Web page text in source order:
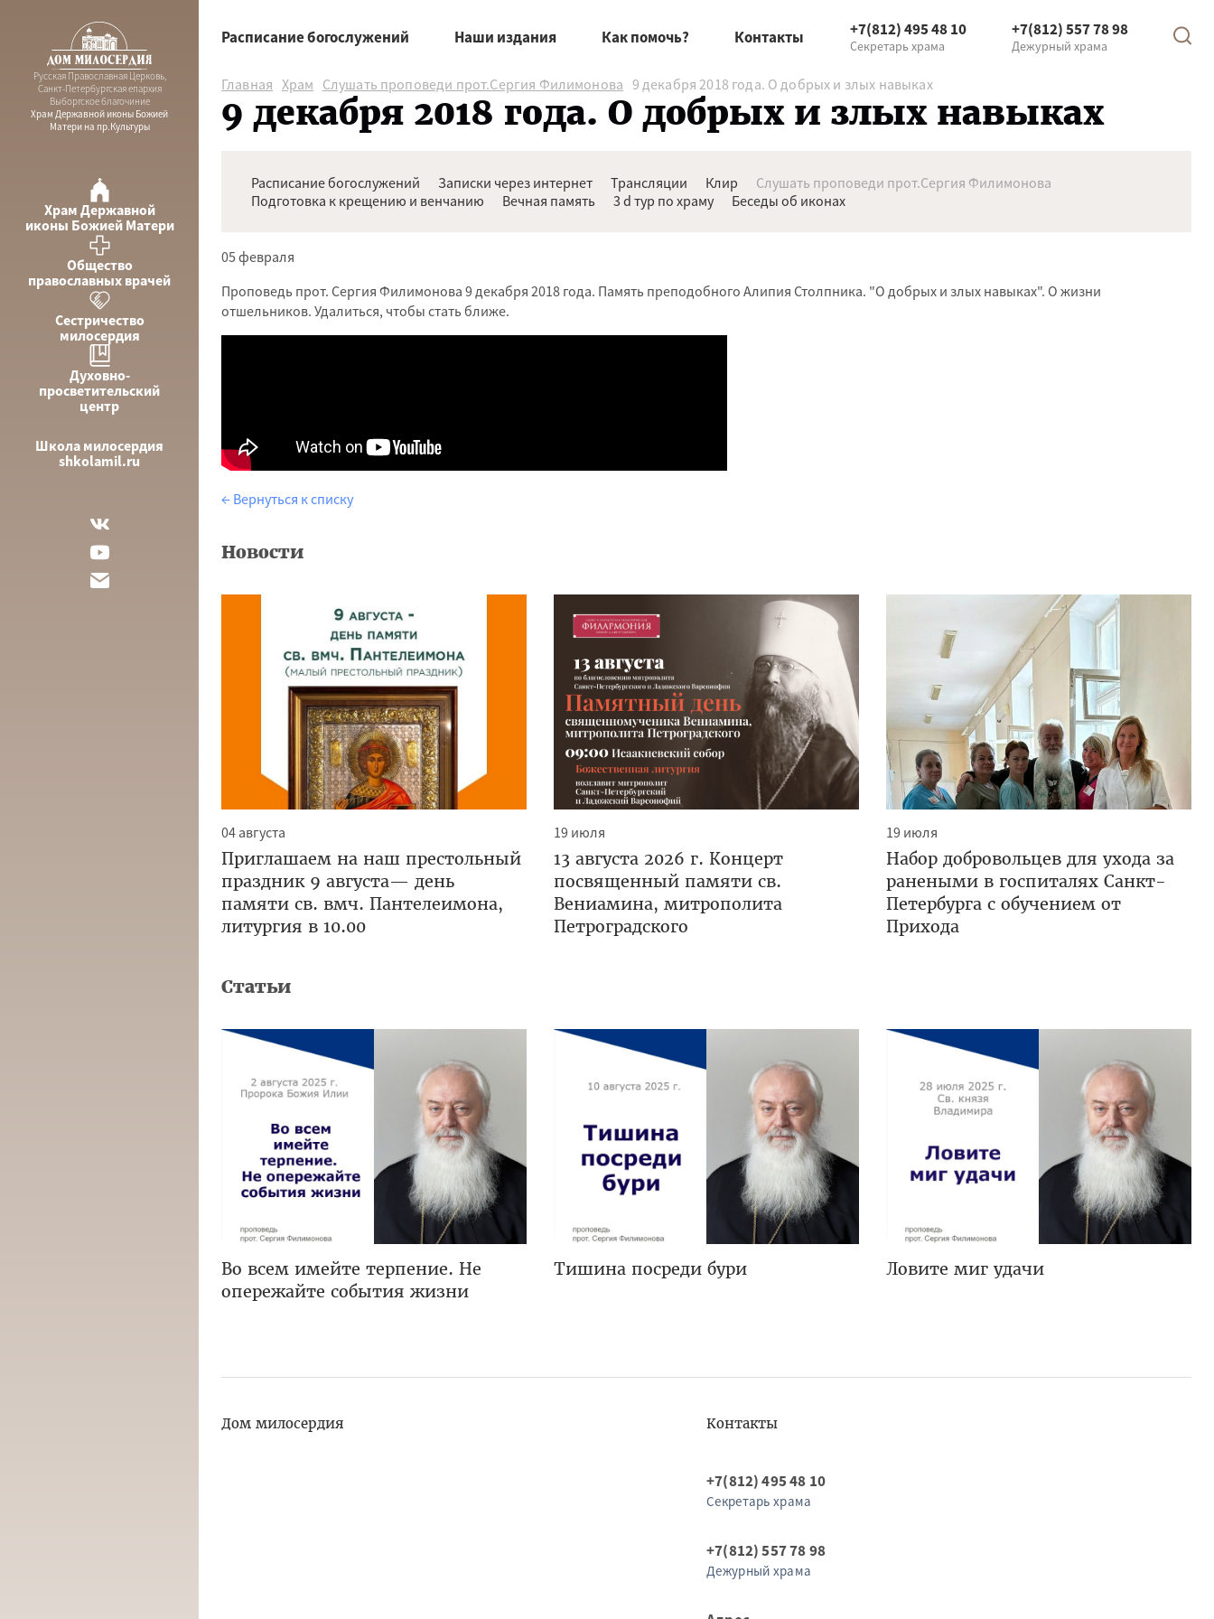
Русская Православная Церковь,
Санкт-Петербургская епархия
Выборгское благочиние
Храм Державной иконы Божией
Матери на пр.Культуры
Храм Державной
иконы Божией Матери
Общество
православных врачей
Сестричество
милосердия
Духовно-
просветительский
центр
Школа милосердия
shkolamil.ru
Расписание богослужений Наши издания Как помочь? Контакты +7(812) 495 48 10
Секретарь храма
+7(812) 557 78 98
Дежурный храма
Главная Храм Слушать проповеди прот.Сергия Филимонова 9 декабря 2018 года. О добрых и злых навыках
9 декабря 2018 года. О добрых и злых навыках
Расписание богослужений Записки через интернет Трансляции Клир
Слушать проповеди прот.Сергия Филимонова
Подготовка к крещению и венчанию
Вечная память 3 d тур по храму Беседы об иконах
05 февраля
Проповедь прот. Сергия Филимонова 9 декабря 2018 года. Память преподобного Алипия Столпника. "О добрых и злых навыках". О жизни
отшельников. Удалиться, чтобы стать ближе.
← Вернуться к списку
Новости
04 августа
Приглашаем на наш престольный
праздник 9 августа— день
памяти св. вмч. Пантелеимона,
литургия в 10.00
19 июля
13 августа 2026 г. Концерт
посвященный памяти св.
Вениамина, митрополита
Петроградского
19 июля
Набор добровольцев для ухода за
ранеными в госпиталях Санкт-
Петербурга с обучением от
Прихода
Статьи
Во всем имейте терпение. Не
опережайте события жизни
Тишина посреди бури Ловите миг удачи
Дом милосердия Контакты
+7(812) 495 48 10
Секретарь храма
+7(812) 557 78 98
Дежурный храма